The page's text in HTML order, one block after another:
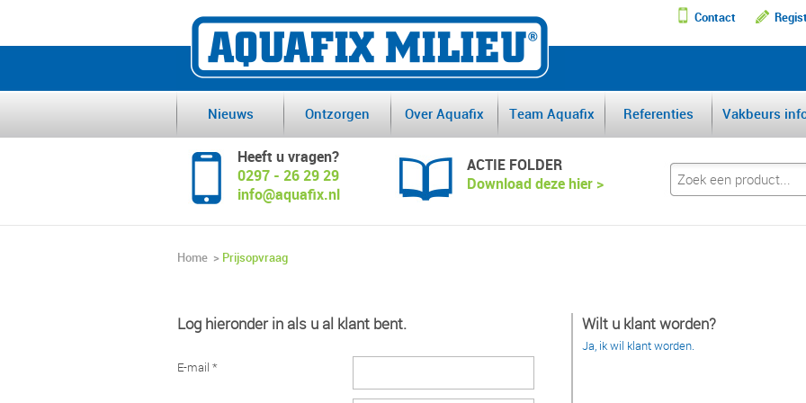
Contact
DE GROOTSTE
Nieuws Ontzorgen Over Aquafix Team Aquafix Referenties Vakbeurs
Heeft u vragen?
0297 - 26 29 29
info@aquafix.nl
ACTIE FOLDER
Download deze hier >
Home > Prijsopvraag
Log hieronder in als u al klant bent.
E-mail *
Wilt u klant worden?
Ja, ik wil klant worden.